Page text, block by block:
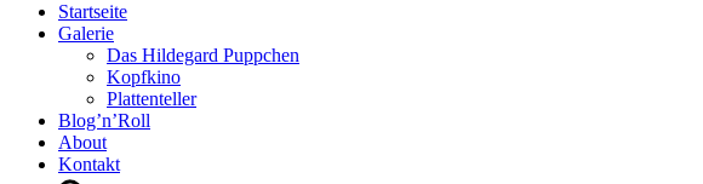
Startseite
Galerie
Das Hildegard Puppchen
Kopfkino
Plattenteller
Blog’n’Roll
About
Kontakt